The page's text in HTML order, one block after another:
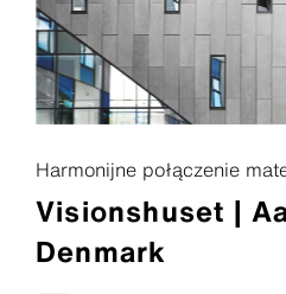
O nas
Usługi
Inspiracje
Do pobrania
Zrównoważony rozwój
Harmonijne połączenie
Visionshuset |
Denmark